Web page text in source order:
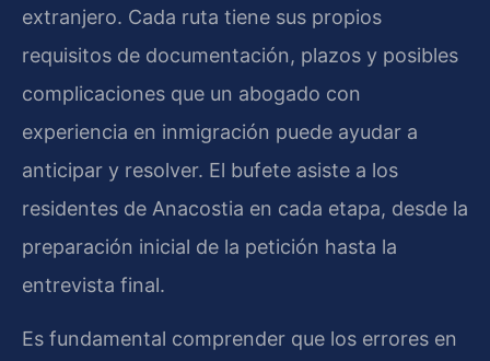
extranjero. Cada ruta tiene sus propios
requisitos de documentación, plazos y posibles
complicaciones que un abogado con
experiencia en inmigración puede ayudar a
anticipar y resolver. El bufete asiste a los
residentes de Anacostia en cada etapa, desde la
preparación inicial de la petición hasta la
entrevista final.
Es fundamental comprender que los errores en